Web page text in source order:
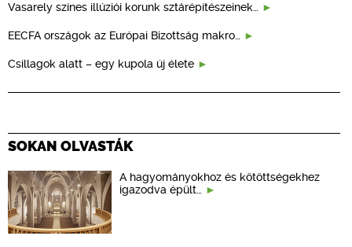
Vasarely színes illúziói korunk sztárépítészeinek…
EECFA országok az Európai Bizottság makro…
Csillagok alatt – egy kupola új élete
SOKAN OLVASTÁK
A hagyományokhoz és kötöttségekhez
igazodva épült…